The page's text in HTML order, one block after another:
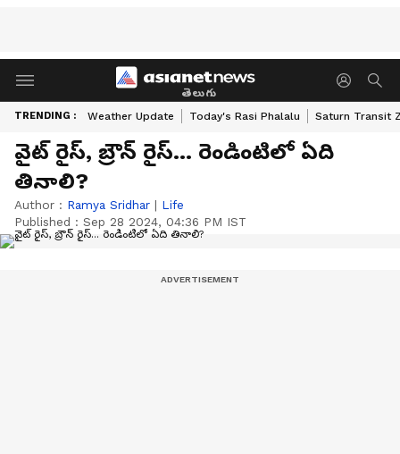
తెలుగు
TRENDING : Weather Update Today's Rasi Phalalu Saturn Transit
వైట్ రైస్, బ్రౌన్ రైస్... రెండింటిలో ఏది
తినాలి?
Author : Ramya Sridhar | Life
Published : Sep 28 2024, 04:36 PM IST